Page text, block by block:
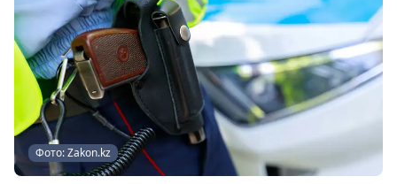
Фото: Zakon.kz